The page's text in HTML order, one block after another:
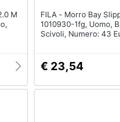
FILA - Morro Bay Slipper 2.0 M
1010930-1fg, Uomo,
Scivoli, Numero: 43
€ 23,54